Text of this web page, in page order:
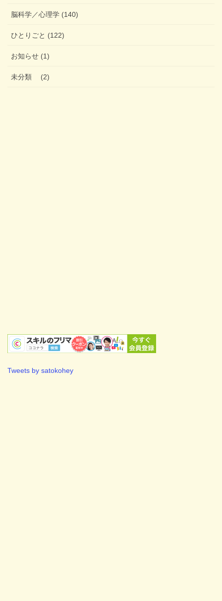
脳科学／心理学 (140)
ひとりごと (122)
お知らせ (1)
未分類 (2)
Tweets by satokohey